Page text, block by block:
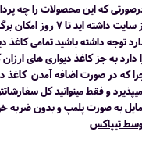
که این محصولات را چه
از سایت داشته
توجه داشته باشید تمامی
دارد به جز کاغذ دیواری های
که در صورت اضافه آمدن
و فقط میتوانید کل
به صورت پلمپ و بدون ضربه
تیپاکس